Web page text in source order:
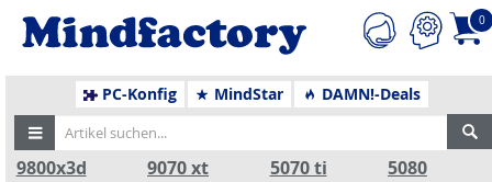
0
PC-Konfig MindStar DAMN!-Deals
9800x3d 9070 xt 5070 ti 5080